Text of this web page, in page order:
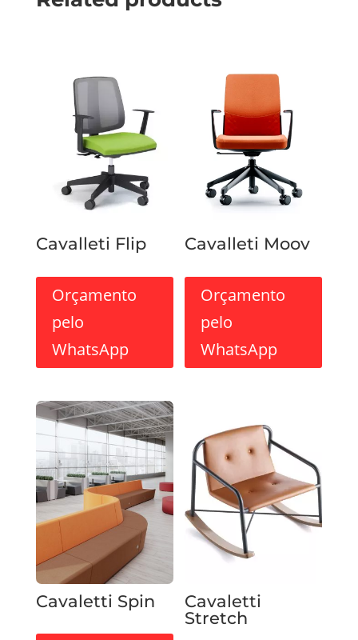
Cavalleti Flip
Orçamento
pelo
WhatsApp
Cavalleti Moov
Orçamento
pelo
WhatsApp
Cavaletti Spin
Cavaletti
Stretch